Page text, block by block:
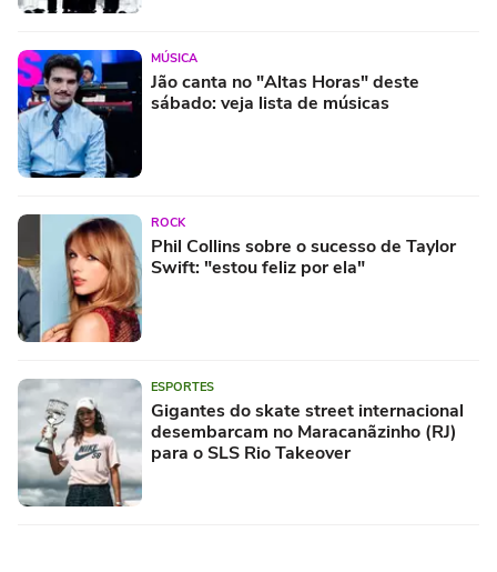
MÚSICA
Jão canta no "Altas Horas" deste
sábado: veja lista de músicas
ROCK
Phil Collins sobre o sucesso de Taylor
Swift: "estou feliz por ela"
ESPORTES
Gigantes do skate street internacional
desembarcam no Maracanãzinho (RJ)
para o SLS Rio Takeover